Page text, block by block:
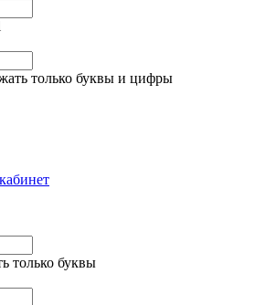
только буквы и цифры
только буквы